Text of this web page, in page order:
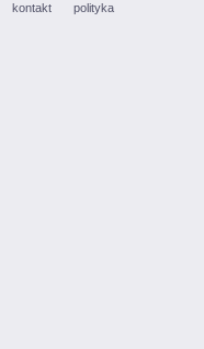
kontakt polityka